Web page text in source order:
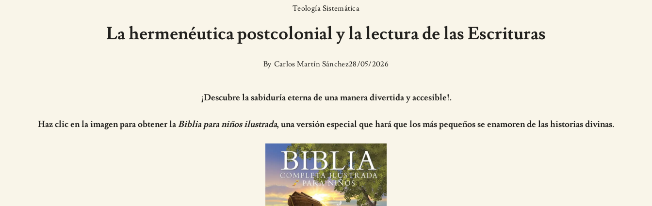
Teología Sistemática
La hermenéutica postcolonial y la lectura de las Escrituras
By Carlos Martín Sánchez28/05/2026
¡Descubre la sabiduría eterna de una manera divertida y accesible!.
Haz clic en la imagen para obtener laBiblia para niños ilustrada, una versión especial que hará que los más pequeños se enamoren de las historias divinas.